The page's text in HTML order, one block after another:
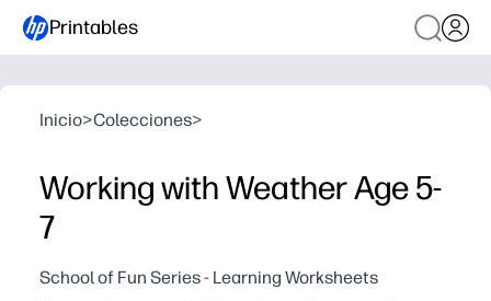
Printables
Inicio>Colecciones>
Working with Weather Age 5-
7
School of Fun Series - Learning Worksheets